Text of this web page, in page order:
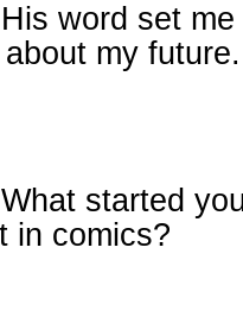
His word set
my future.
What started
in comics?